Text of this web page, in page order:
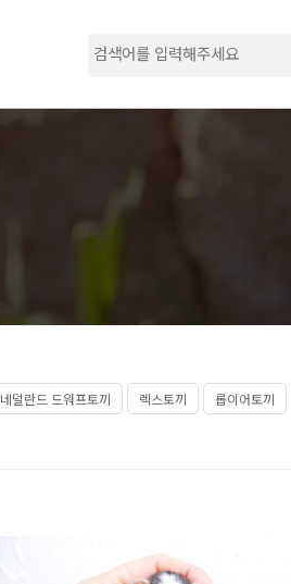
네덜란드 드워프토끼 렉스토끼 롭이어토끼